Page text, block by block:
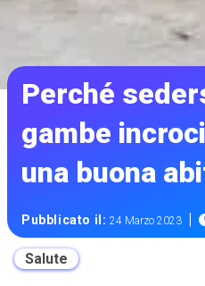
Perché
gambe
una buona
Pubblicato il:24 Marzo 2023 |
Salute